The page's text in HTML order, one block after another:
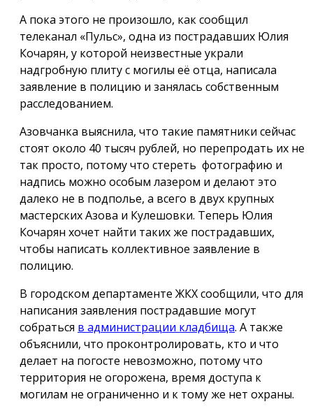
А пока этого не произошло, как сообщил
телеканал «Пульс», одна из пострадавших Юлия
Кочарян, у которой неизвестные украли
надгробную плиту с могилы её отца, написала
заявление в полицию и занялась собственным
расследованием.
Азовчанка выяснила, что такие памятники сейчас
стоят около 40 тысяч рублей, но перепродать их не
так просто, потому что стереть фотографию и
надпись можно особым лазером и делают это
далеко не в подполье, а всего в двух крупных
мастерских Азова и Кулешовки. Теперь Юлия
Кочарян хочет найти таких же пострадавших,
чтобы написать коллективное заявление в
полицию.
В городском департаменте ЖКХ сообщили, что для
написания заявления пострадавшие могут
собраться в администрации кладбища. А также
объяснили, что проконтролировать, кто и что
делает на погосте невозможно, потому что
территория не огорожена, время доступа к
могилам не ограниченно и к тому же нет охраны.